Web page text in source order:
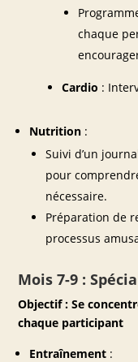
chaque
Cardio :
Nutrition :
Suivi d’un
pour
nécessaire.
Préparation de
processus
Mois 7-9 :
Objectif : Se
chaque participant
Entraînement :